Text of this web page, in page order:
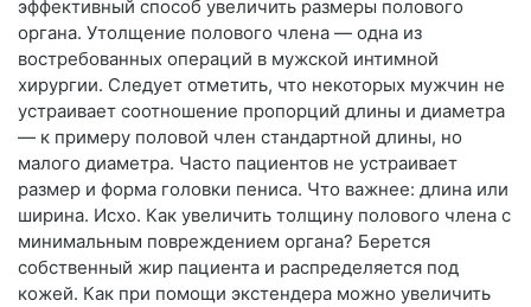
эффективный способ увеличить размеры полового
органа. Утолщение полового члена — одна из
востребованных операций в мужской интимной
хирургии. Следует отметить, что некоторых мужчин не
устраивает соотношение пропорций длины и диаметра
— к примеру половой член стандартной длины, но
малого диаметра. Часто пациентов не устраивает
размер и форма головки пениса. Что важнее: длина или
ширина. Исхо. Как увеличить толщину полового члена с
минимальным повреждением органа? Берется
собственный жир пациента и распределяется под
кожей. Как при помощи экстендера можно увеличить